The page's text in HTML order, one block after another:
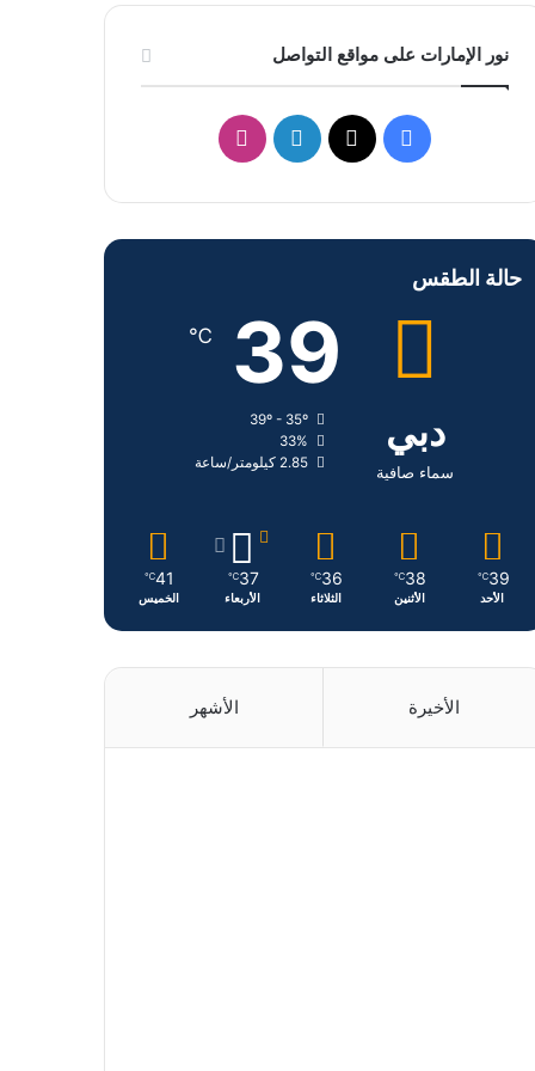
نور الإمارات على مواقع التواصل
س
ك
ن
د
ن
س
م
حالة الطقس
دبي
سماء صافية
39
℃
33%
2.85 كيلومتر/ساعة
39
℃
الأحد
38
℃
الأثنين
36
℃
الثلاثاء
37
℃
الأربعاء
41
℃
الخميس
الأخيرة الأشهر